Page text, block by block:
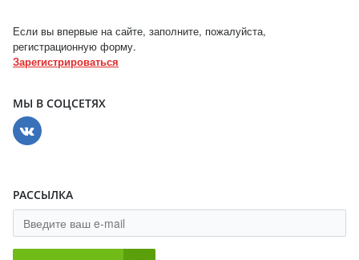
Если вы впервые на сайте, заполните, пожалуйста,
регистрационную форму.
Зарегистрироваться
МЫ В СОЦСЕТЯХ
РАССЫЛКА